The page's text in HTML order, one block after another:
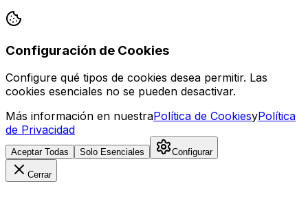
Configuración de Cookies
Configure qué tipos de cookies desea permitir. Las
cookies esenciales no se pueden desactivar.
Más información en nuestraPolítica de CookiesyPolítica
de Privacidad
Aceptar Todas Solo Esenciales Configurar
Cerrar